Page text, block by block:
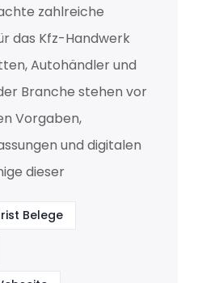
zahlreiche
das Kfz-Handwerk
Autohändler und
Branche stehen vor
Vorgaben,
und digitalen
dieser
Belege